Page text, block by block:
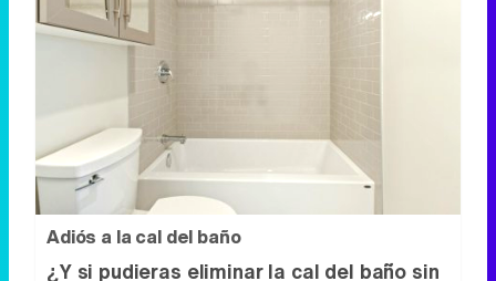
Adiós a la cal del baño
¿Y si pudieras eliminar la cal del baño sin
esfuerzo?